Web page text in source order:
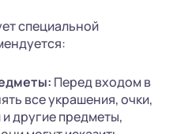
специальной
Перед входом в
все украшения, очки,
другие предметы,